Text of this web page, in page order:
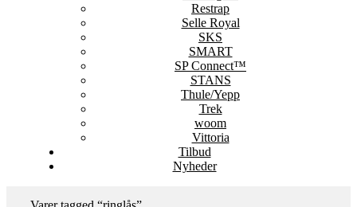
Restrap
Selle Royal
SKS
SMART
SP Connect™
STANS
Thule/Yepp
Trek
woom
Vittoria
Tilbud
Nyheder